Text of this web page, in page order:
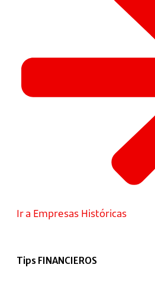
Ir a Empresas Históricas
Tips FINANCIEROS